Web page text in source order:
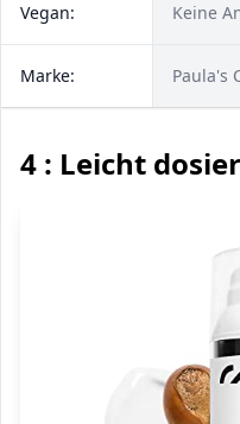
Vegan: Keine
Marke: Paula's
4 : Leicht